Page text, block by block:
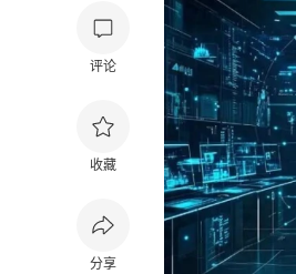
评论
收藏
分享